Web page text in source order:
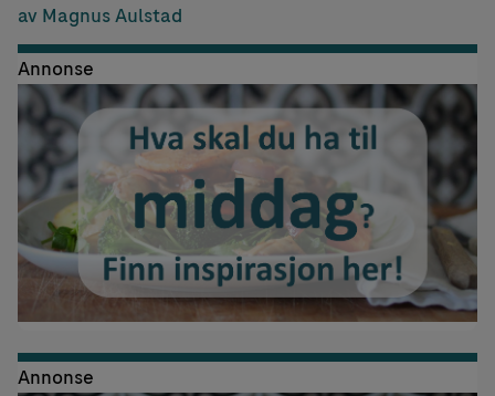
av Magnus Aulstad
Annonse
Annonse